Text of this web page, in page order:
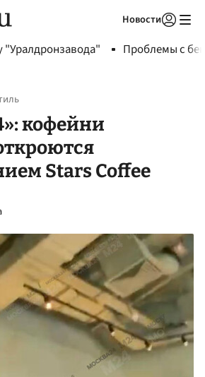
Новости
"Уралдронзавода" Проблемы с
кофейни
Stars Coffee